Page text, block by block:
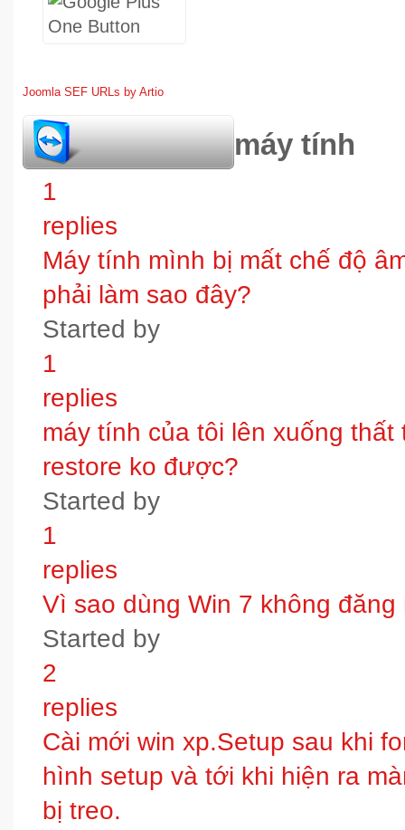
Joomla SEF URLs by Artio
hỏi đáp bảo trì máy tính
1
replies
Máy tính mình bị mất chế độ
phải làm sao đây?
Started by
1
replies
máy tính của tôi lên xuống
restore ko được?
Started by
1
replies
Vì sao dùng Win 7 không
Started by
2
replies
Cài mới win xp.Setup sau khi
hình setup và tới khi hiện ra
bị treo.